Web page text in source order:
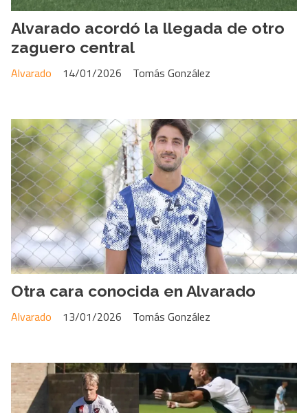
Alvarado acordó la llegada de otro
zaguero central
Tomás González
Alvarado 14/01/2026
Otra cara conocida en Alvarado
Tomás González
Alvarado 13/01/2026